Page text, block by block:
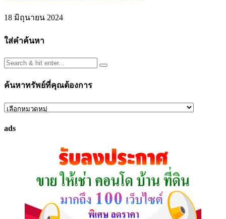
18 มิถุนายน 2024
ใส่คำค้นหา
ค้นหาทรัพย์ที่คุณต้องการ
ค้นหา
ที่
ads